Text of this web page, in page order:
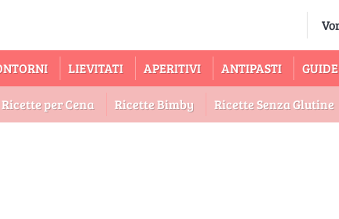
LIEVITATI APERITIVI ANTIPASTI GUIDE
Ricette per Cena Ricette Bimby Ricette Senza Glutine